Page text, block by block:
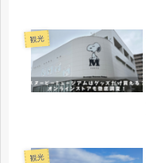
観光
観光